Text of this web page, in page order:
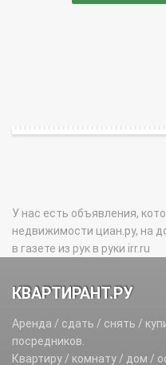
У нас есть объявления,
недвижимости циан.ру, на
в газете из рук в руки irr.ru
КВАРТИРАНТ.РУ
Аренда / сдать / снять /
посредников.
Квартиру / комнату / дом /